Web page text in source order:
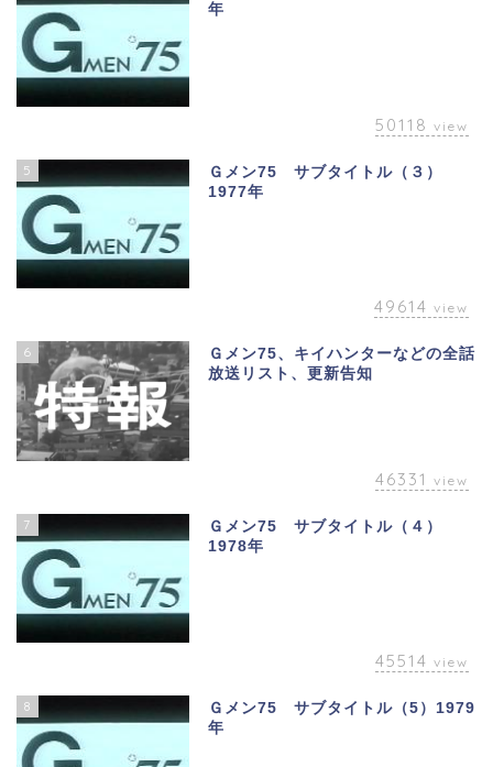
年
50118 view
5
Ｇメン75 サブタイトル（３）
1977年
49614 view
6
Ｇメン75、キイハンターなどの全話
放送リスト、更新告知
46331 view
7
Ｇメン75 サブタイトル（４）
1978年
45514 view
8
Ｇメン75 サブタイトル（5）1979
年